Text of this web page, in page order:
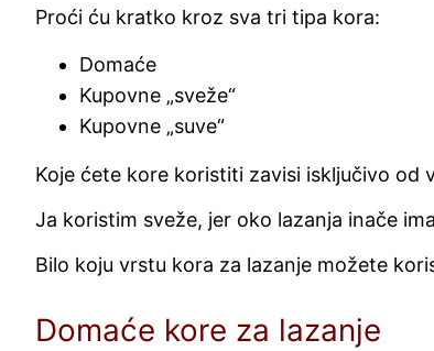
Proći ću kratko kroz sva tri tipa kora:
Domaće
Kupovne „sveže“
Kupovne „suve“
Koje ćete kore koristiti zavisi isključivo od
Ja koristim sveže, jer oko lazanja inače
Bilo koju vrstu kora za lazanje možete
Domaće kore za lazanje